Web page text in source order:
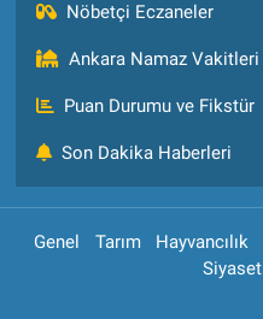
Nöbetçi Eczaneler
Ankara Namaz Vakitleri
Puan Durumu ve Fikstür
Son Dakika Haberleri
Genel Tarım Hayvancılık
Siyaset